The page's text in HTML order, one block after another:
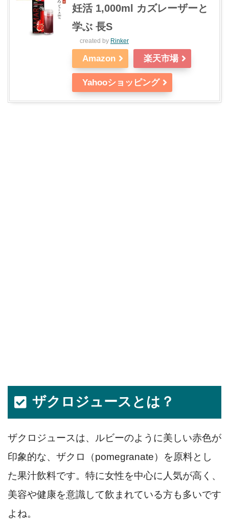
妊活 1,000ml カズレーザーと
学ぶ 長S
created by Rinker
Amazon 楽天市場
Yahooショッピング
ザクロジュースとは？
ザクロジュースは、ルビーのように美しい赤色が
印象的な、ザクロ（pomegranate）を原料とし
た果汁飲料です。特に女性を中心に人気が高く、
美容や健康を意識して飲まれている方も多いです
よね。